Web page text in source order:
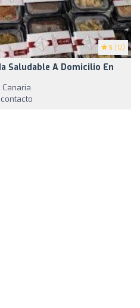
5 (12)
Saludable A Domicilio En